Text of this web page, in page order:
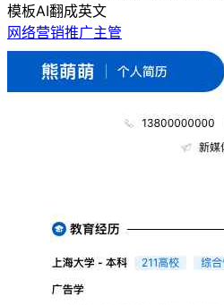
模板AI翻成英文
网络营销推广主管